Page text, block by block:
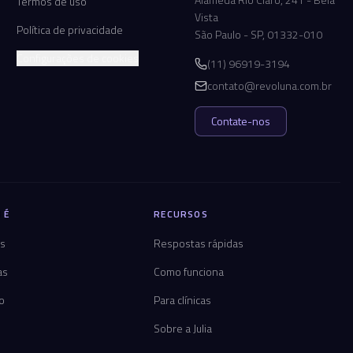
Política de privacidade
Vista
São Paulo - SP, 01332-010
(11) 96919-3194
contato@revoluna.com.br
Contate-nos
RECURSOS
Respostas rápidas
Como funciona
Para clínicas
Sobre a Julia